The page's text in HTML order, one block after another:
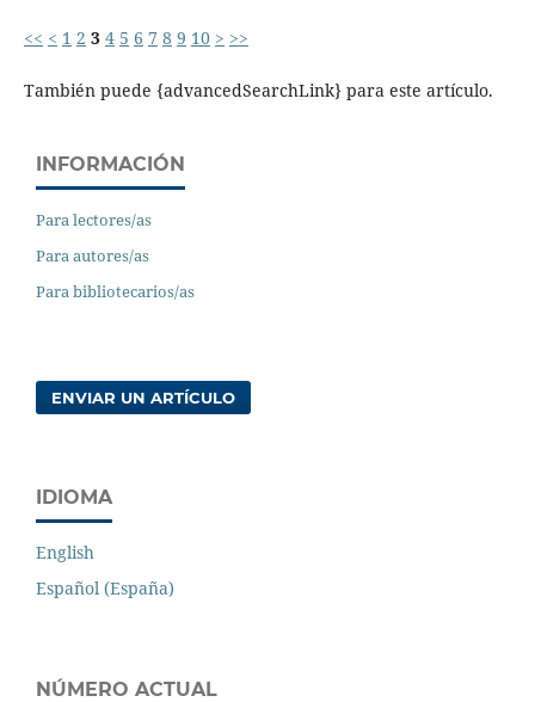
<< < 1 2 3 4 5 6 7 8 9 10 > >>
También puede {advancedSearchLink} para este artículo.
INFORMACIÓN
Para lectores/as
Para autores/as
Para bibliotecarios/as
ENVIAR UN ARTÍCULO
IDIOMA
English
Español (España)
NÚMERO ACTUAL